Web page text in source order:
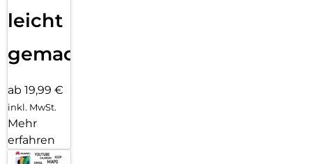
leicht
gemacht!
ab 19,99 €
inkl. MwSt.
Mehr
erfahren